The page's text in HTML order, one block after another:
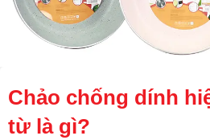
Chảo chống dính
từ là gì?